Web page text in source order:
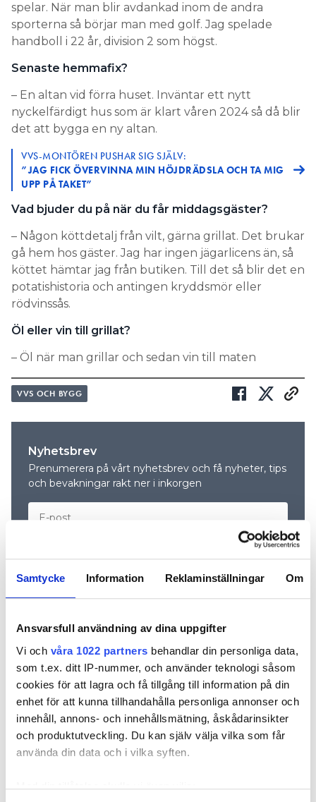
Samtycke Information Reklaminställningar Om
Ansvarsfull användning av dina uppgifter
Vi och våra 1022 partners behandlar din personliga data,
som t.ex. ditt IP-nummer, och använder teknologi såsom
cookies för att lagra och få tillgång till information på din
enhet för att kunna tillhandahålla personliga annonser och
innehåll, annons- och innehållsmätning, åskådarinsikter
och produktutveckling. Du kan själv välja vilka som får
använda din data och i vilka syften.
Med din tillåtelse skulle vi även vilja:
spelar. När man blir avdankad inom de andra
sporterna så börjar man med golf. Jag spelade
handboll i 22 år, division 2 som högst.
Senaste hemmafix?
– En altan vid förra huset. Inväntar ett nytt
nyckelfärdigt hus som är klart våren 2024 så då blir
det att bygga en ny altan.
VVS-MONTÖREN PUSHAR SIG SJÄLV:
”JAG FICK ÖVERVINNA MIN HÖJDRÄDSLA OCH TA MIG
UPP PÅ TAKET”
Vad bjuder du på när du får middagsgäster?
– Någon köttdetalj från vilt, gärna grillat. Det brukar
gå hem hos gäster. Jag har ingen jägarlicens än, så
köttet hämtar jag från butiken. Till det så blir det en
potatishistoria och antingen kryddsmör eller
rödvinssås.
Öl eller vin till grillat?
– Öl när man grillar och sedan vin till maten
VVS OCH BYGG
Nyhetsbrev
Prenumerera på vårt nyhetsbrev och få nyheter, tips
och bevakningar rakt ner i inkorgen
REKOMMENDERADE ARTIKLAR
hittat på ett
missen hjälpte
Johnny,